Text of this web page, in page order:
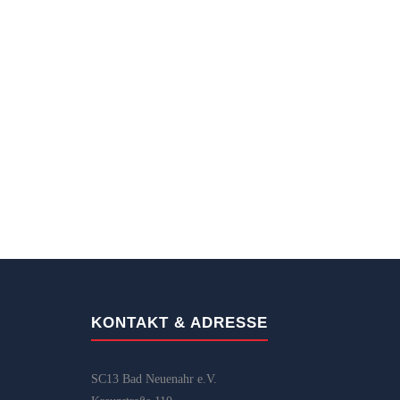
KONTAKT & ADRESSE
SC13 Bad Neuenahr e.V.